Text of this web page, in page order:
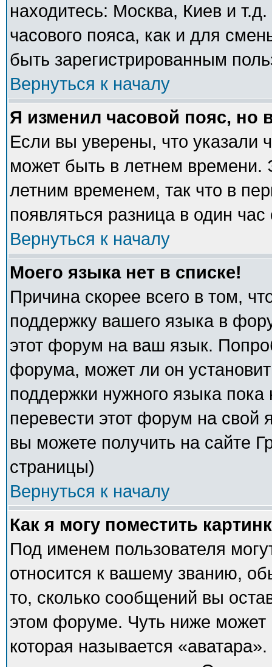
находитесь: Москва, Киев и
часового пояса, как и для
быть зарегистрированным
Вернуться к началу
Я изменил часовой пояс, но
Если вы уверены, что указали
может быть в летнем времени.
летним временем, так что в
появляться разница в один
Вернуться к началу
Моего языка нет в списке!
Причина скорее всего в том,
поддержку вашего языка в
этот форум на ваш язык.
форума, может ли он
поддержки нужного языка
перевести этот форум на
вы можете получить на сайте
страницы)
Вернуться к началу
Как я могу поместить
Под именем пользователя
относится к вашему званию,
то, сколько сообщений вы
этом форуме. Чуть ниже может
которая называется